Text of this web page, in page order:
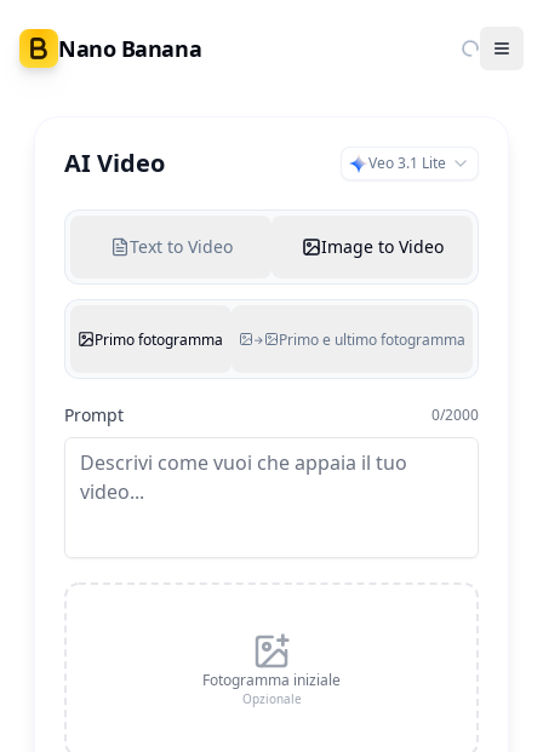
Nano Banana
AI Video Veo 3.1 Lite
Text to Video Image to Video
Primo fotogramma → Primo e ultimo fotogramma
Prompt 0/2000
Fotogramma iniziale
Opzionale